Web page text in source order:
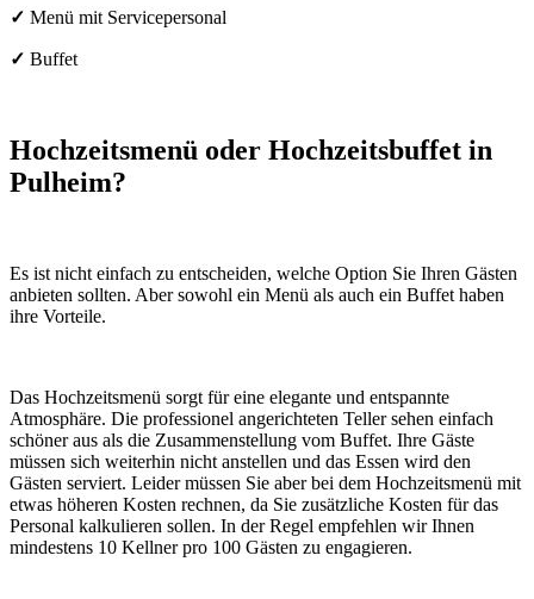
✓ Menü mit Servicepersonal
✓ Buffet
Hochzeitsmenü oder Hochzeitsbuffet in
Pulheim?
Es ist nicht einfach zu entscheiden, welche Option Sie Ihren Gästen
anbieten sollten. Aber sowohl ein Menü als auch ein Buffet haben
ihre Vorteile.
Das Hochzeitsmenü sorgt für eine elegante und entspannte
Atmosphäre. Die professionel angerichteten Teller sehen einfach
schöner aus als die Zusammenstellung vom Buffet. Ihre Gäste
müssen sich weiterhin nicht anstellen und das Essen wird den
Gästen serviert. Leider müssen Sie aber bei dem Hochzeitsmenü mit
etwas höheren Kosten rechnen, da Sie zusätzliche Kosten für das
Personal kalkulieren sollen. In der Regel empfehlen wir Ihnen
mindestens 10 Kellner pro 100 Gästen zu engagieren.